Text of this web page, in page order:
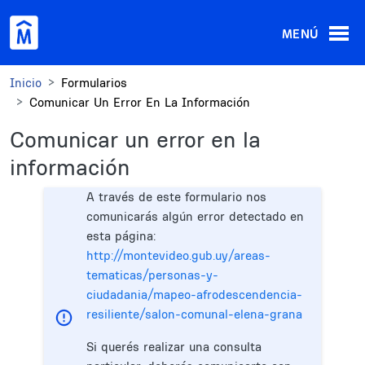
MENÚ
Inicio
Formularios
Comunicar Un Error En La Información
Comunicar un error en la
información
A través de este formulario nos
comunicarás algún error detectado en
esta página:
http://montevideo.gub.uy/areas-
tematicas/personas-y-
ciudadania/mapeo-afrodescendencia-
resiliente/salon-comunal-elena-grana
Si querés realizar una consulta